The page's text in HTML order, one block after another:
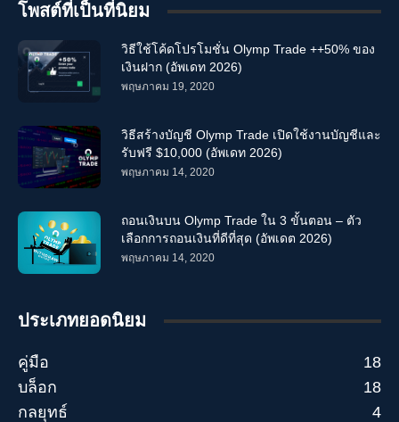
โพสต์ที่เป็นที่นิยม
วิธีใช้โค้ดโปรโมชั่น Olymp Trade ++50% ของ
เงินฝาก (อัพเดท 2026)
พฤษภาคม 19, 2020
วิธีสร้างบัญชี Olymp Trade เปิดใช้งานบัญชีและ
รับฟรี $10,000 (อัพเดท 2026)
พฤษภาคม 14, 2020
ถอนเงินบน Olymp Trade ใน 3 ขั้นตอน – ตัว
เลือกการถอนเงินที่ดีที่สุด (อัพเดต 2026)
พฤษภาคม 14, 2020
ประเภทยอดนิยม
คู่มือ
18
บล็อก
18
กลยุทธ์
4